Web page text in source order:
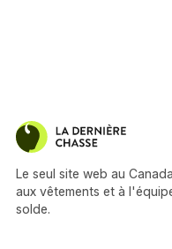
Le seul site web au
aux vêtements et à
solde.